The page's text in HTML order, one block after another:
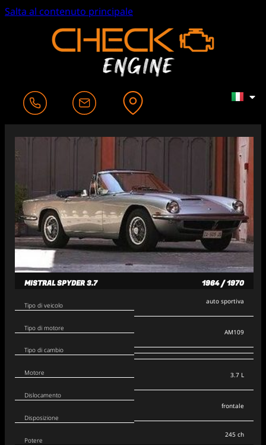
Salta al contenuto principale
MISTRAL SPYDER 3.7 1964 / 1970
Tipo di veicolo
Tipo di motore
Tipo di cambio
auto sportiva
AM109
Motore
Dislocamento
Disposizione
3.7 L
frontale
Potere
245 ch